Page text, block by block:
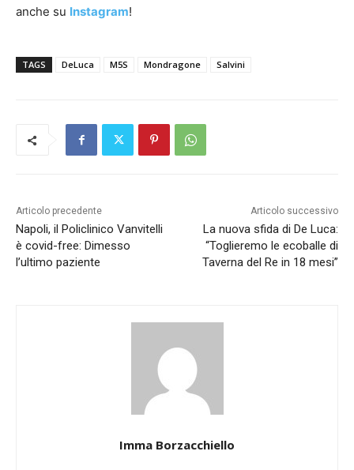
anche su Instagram!
TAGS DeLuca M5S Mondragone Salvini
Articolo precedente
Napoli, il Policlinico Vanvitelli
è covid-free: Dimesso
l’ultimo paziente
Articolo successivo
La nuova sfida di De Luca:
“Toglieremo le ecoballe di
Taverna del Re in 18 mesi”
Imma Borzacchiello